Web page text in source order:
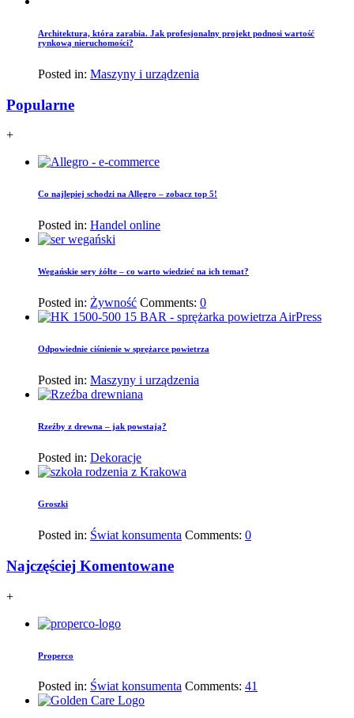
Architektura, która zarabia. Jak profesjonalny projekt podnosi wartość
rynkową nieruchomości?
Posted in: Maszyny i urządzenia
Popularne
+
Co najlepiej schodzi na Allegro – zobacz top 5!
Posted in: Handel online
Wegańskie sery żółte – co warto wiedzieć na ich temat?
Posted in: Żywność Comments: 0
Odpowiednie ciśnienie w sprężarce powietrza
Posted in: Maszyny i urządzenia
Rzeźby z drewna – jak powstają?
Posted in: Dekoracje
Groszki
Posted in: Świat konsumenta Comments: 0
Najczęściej Komentowane
+
Properco
Posted in: Świat konsumenta Comments: 41